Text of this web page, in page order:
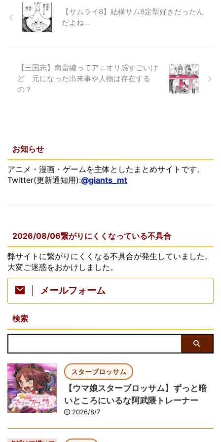
【サムライ8】結構サム8定型好きだったん
だよね…
【三国志】南蛮編ってアニオリ感すごいけ
ど 元になった出来事や人物は存在する
の？
お知らせ
アニメ・漫画・ゲームを主体としたまとめサイトです。
Twitter(更新通知用):@giants_mt
2026/08/06繋がりにくくなっている不具合
弊サイトに繋がりにくくなる不具合が発生していました。
大変ご迷惑をおかけしました。
メールフォーム
検索
スターブロッサム
【ウマ娘スターブロッサム】ずっと暗
いところにいるな阿武隈トレーナー
2026/8/7